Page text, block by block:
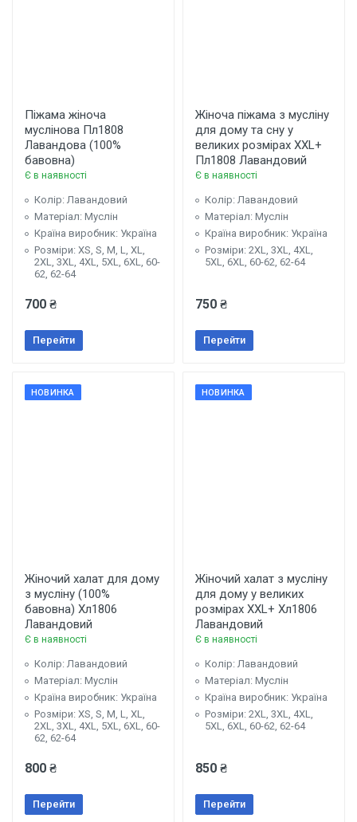
Піжама жіноча
муслінова Пл1808
Лавандова (100%
бавовна)
Є в наявності
Колір: Лавандовий
Матеріал: Муслін
Країна виробник: Україна
Розміри: XS, S, М, L, XL,
2XL, 3XL, 4XL, 5XL, 6XL, 60-
62, 62-64
700 ₴
Перейти
Жіноча піжама з мусліну
для дому та сну у
великих розмірах XXL+
Пл1808 Лавандовий
Є в наявності
Колір: Лавандовий
Матеріал: Муслін
Країна виробник: Україна
Розміри: 2XL, 3XL, 4XL,
5XL, 6XL, 60-62, 62-64
750 ₴
Перейти
НОВИНКА
Жіночий халат для дому
з мусліну (100%
бавовна) Хл1806
Лавандовий
Є в наявності
Колір: Лавандовий
Матеріал: Муслін
Країна виробник: Україна
Розміри: XS, S, M, L, XL,
2XL, 3XL, 4XL, 5XL, 6XL, 60-
62, 62-64
800 ₴
Перейти
НОВИНКА
Жіночий халат з мусліну
для дому у великих
розмірах XXL+ Хл1806
Лавандовий
Є в наявності
Колір: Лавандовий
Матеріал: Муслін
Країна виробник: Україна
Розміри: 2XL, 3XL, 4XL,
5XL, 6XL, 60-62, 62-64
850 ₴
Перейти